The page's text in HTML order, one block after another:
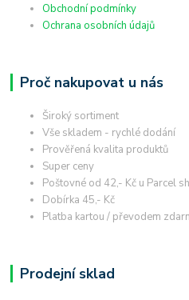
Obchodní podmínky
Ochrana osobních údajů
Proč nakupovat u nás
Široký sortiment
Vše skladem - rychlé dodání
Prověřená kvalita produktů
Super ceny
Poštovné od 42,- Kč u Parcel
Dobírka 45,- Kč
Platba kartou / převodem
Prodejní sklad